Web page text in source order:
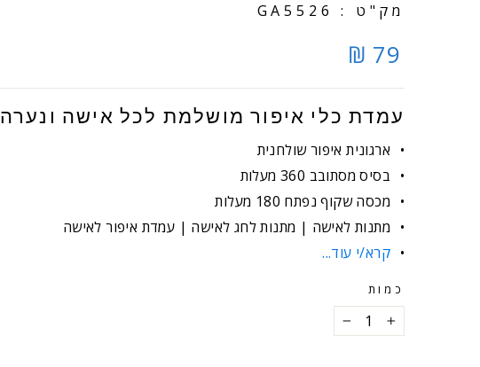
מק"ט : GA5526
79 ₪
עמדת כלי איפור מושלמת לכל אישה ונערה
ארגונית איפור שולחנית
בסיס מסתובב 360 מעלות
מכסה שקוף נפתח 180 מעלות
מתנות לאישה | מתנות לחג לאישה | עמדת איפור לאישה
קרא/י עוד...
כמות
− +